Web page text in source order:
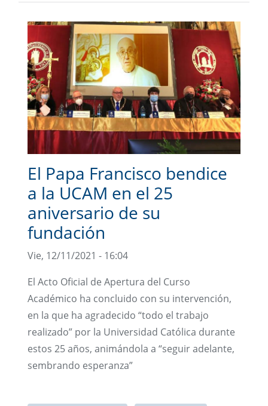
El Papa Francisco bendice
a la UCAM en el 25
aniversario de su
fundación
Vie, 12/11/2021 - 16:04
El Acto Oficial de Apertura del Curso
Académico ha concluido con su intervención,
en la que ha agradecido “todo el trabajo
realizado” por la Universidad Católica durante
estos 25 años, animándola a “seguir adelante,
sembrando esperanza”